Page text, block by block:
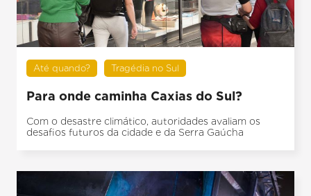
Até quando? Tragédia no Sul
Para onde caminha Caxias do Sul?
Com o desastre climático, autoridades avaliam os
desafios futuros da cidade e da Serra Gaúcha